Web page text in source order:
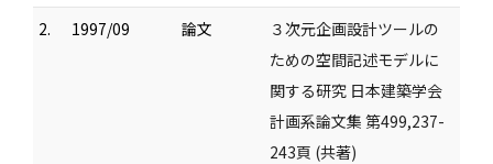
2. 1997/09 論文
３次元企画設計ツールの
ための空間記述モデルに
関する研究 日本建築学会
計画系論文集 第499,237-
243頁 (共著)